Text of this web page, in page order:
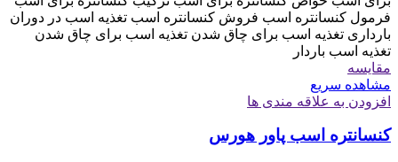
مقایسه
مشاهده سریع
افزودن به علاقه مندی ها
کنسانتره اسب پاور هورس